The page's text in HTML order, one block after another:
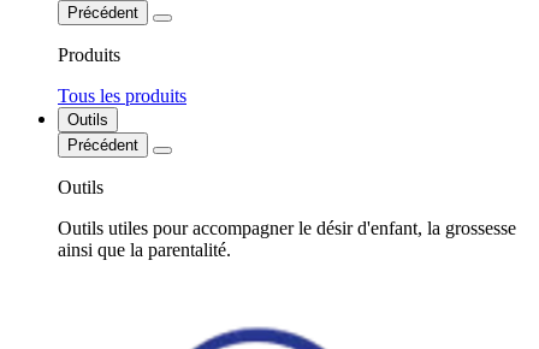
Précédent
Produits
Tous les produits
Outils
Précédent
Outils
Outils utiles pour accompagner le désir d'enfant, la grossesse
ainsi que la parentalité.